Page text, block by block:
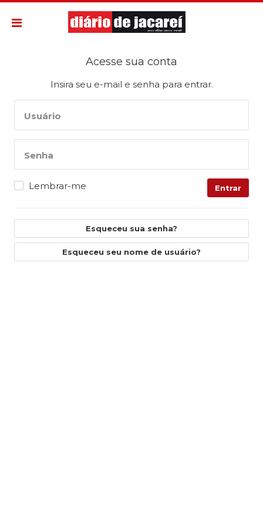
Acesse sua conta
Insira seu e-mail e senha para entrar.
Usuário
Senha
Lembrar-me Entrar
Esqueceu sua senha?
Esqueceu seu nome de usuário?